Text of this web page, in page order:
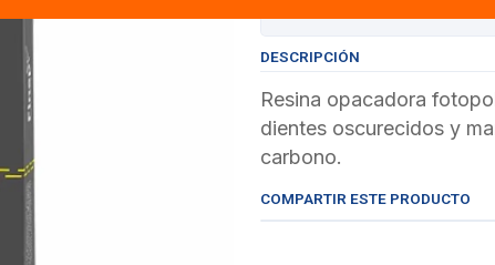
DESCRIPCIÓN
Resina opacadora
dientes oscurecidos y
carbono.
COMPARTIR ESTE PRODUCTO